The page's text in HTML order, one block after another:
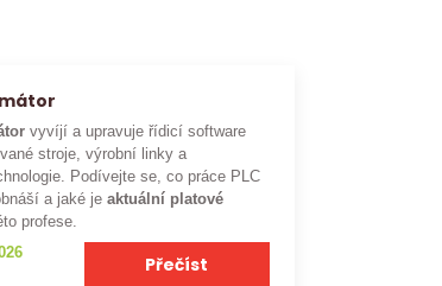
vyvíjí a upravuje řídicí software
stroje, výrobní linky a
Podívejte se, co práce PLC
a jaké je aktuální platové
profese.
Přečíst